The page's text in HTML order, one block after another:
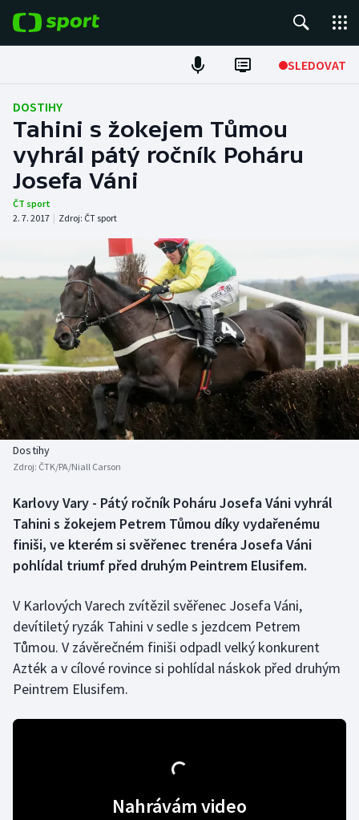
SLEDOVAT
Fotbal
Hokej
Tenis
Atletika
DALŠÍ SPORTY
Americký fotbal
Baseball a softbal
Basketbal
Biatlon
Box
Curling
Dostihy
Florbal
Golf
NEPŘEHLÉDNĚTE
Soutěže
Historické návraty
Aplikace ČT sport
DOSTIHY
Tahini s žokejem Tůmou
vyhrál pátý ročník Poháru
Josefa Váni
ČT sport
2. 7. 2017 | Zdroj: ČT sport
Dostihy
Zdroj: ČTK/PA/Niall Carson
Karlovy Vary - Pátý ročník Poháru Josefa Váni vyhrál
Tahini s žokejem Petrem Tůmou díky vydařenému
finiši, ve kterém si svěřenec trenéra Josefa Váni
pohlídal triumf před druhým Peintrem Elusifem.
V Karlových Varech zvítězil svěřenec Josefa Váni,
devítiletý ryzák Tahini v sedle s jezdcem Petrem
Tůmou. V závěrečném finiši odpadl velký konkurent
Azték a v cílové rovince si pohlídal náskok před druhým
Peintrem Elusifem.
Nahrávám video